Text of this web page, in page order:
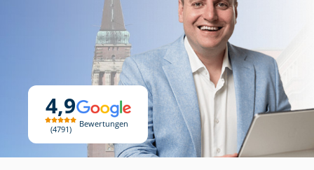
4,9
4791
Bewertungen